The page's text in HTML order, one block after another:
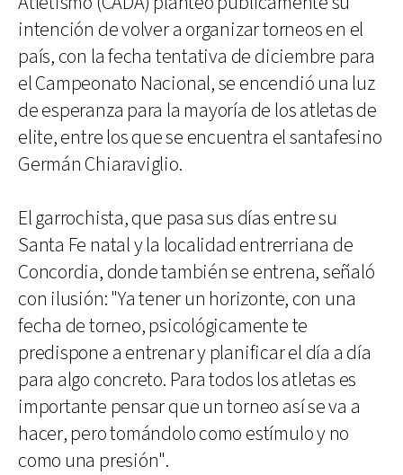
intención de volver a organizar torneos en el
país, con la fecha tentativa de diciembre para
el Campeonato Nacional, se encendió una luz
de esperanza para la mayoría de los atletas de
elite, entre los que se encuentra el santafesino
Germán Chiaraviglio.
El garrochista, que pasa sus días entre su
Santa Fe natal y la localidad entrerriana de
Concordia, donde también se entrena, señaló
con ilusión: "Ya tener un horizonte, con una
fecha de torneo, psicológicamente te
predispone a entrenar y planificar el día a día
para algo concreto. Para todos los atletas es
importante pensar que un torneo así se va a
hacer, pero tomándolo como estímulo y no
como una presión".